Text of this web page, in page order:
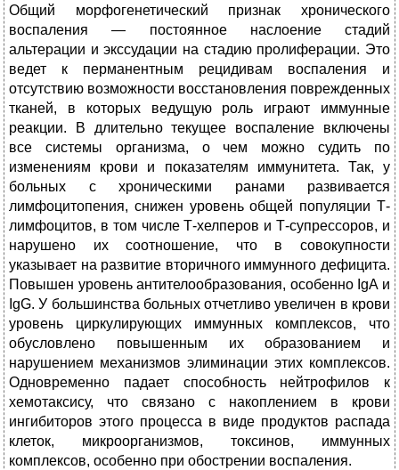
Общий морфогенетический признак хронического
воспаления — постоянное наслоение стадий
альтерации и экссудации на стадию пролиферации. Это
ведет к перманентным рецидивам воспаления и
отсутствию возможности восстановления поврежденных
тканей, в которых ведущую роль играют иммунные
реакции. В длительно текущее воспаление включены
все системы организма, о чем можно судить по
изменениям крови и показателям иммунитета. Так, у
больных с хроническими ранами развивается
лимфоцитопения, снижен уровень общей популяции Т-
лимфоцитов, в том числе Т-хелперов и Т-супрессоров, и
нарушено их соотношение, что в совокупности
указывает на развитие вторичного иммунного дефицита.
Повышен уровень антителообразования, особенно IgA и
IgG. У большинства больных отчетливо увеличен в крови
уровень циркулирующих иммунных комплексов, что
обусловлено повышенным их образованием и
нарушением механизмов элиминации этих комплексов.
Одновременно падает способность нейтрофилов к
хемотаксису, что связано с накоплением в крови
ингибиторов этого процесса в виде продуктов распада
клеток, микроорганизмов, токсинов, иммунных
комплексов, особенно при обострении воспаления.